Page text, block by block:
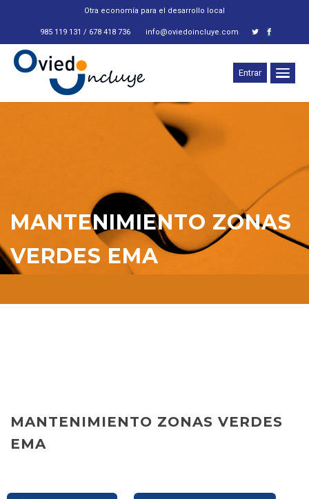
Otra economía para el desarrollo local
985 119 131 / 678 418 736 info@oviedoincluye.com
Entrar
MANTENIMIENTO ZONAS
VERDES EMA
MANTENIMIENTO ZONAS VERDES
EMA